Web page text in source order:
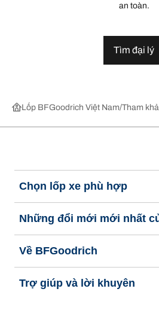
an toàn.
Tìm đại lý
Lốp BFGoodrich Việt Nam Tham
Chọn lốp xe phù hợp
Những đổi mới mới nhất
Về BFGoodrich
Trợ giúp và lời khuyên